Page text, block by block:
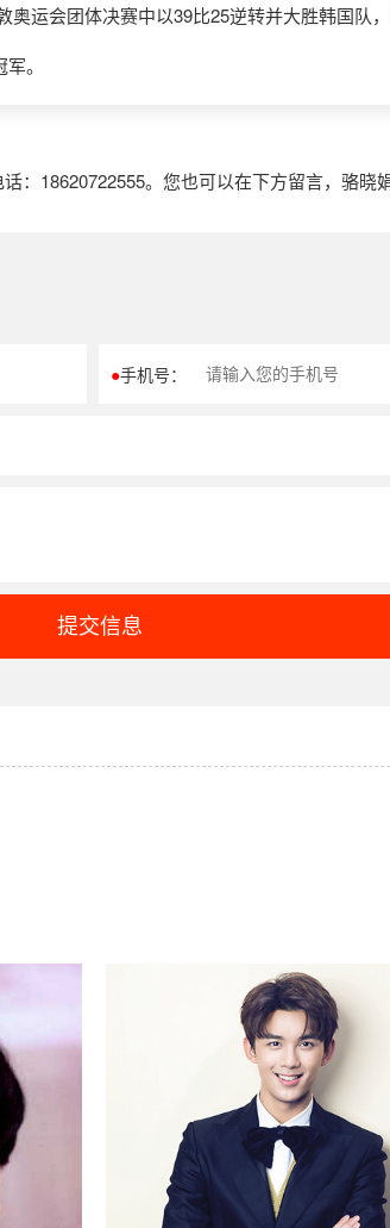
会团体决赛中以39比25逆转并大胜韩国队，
。
18620722555。您也可以在下方留言，骆晓
●手机号：
提交信息